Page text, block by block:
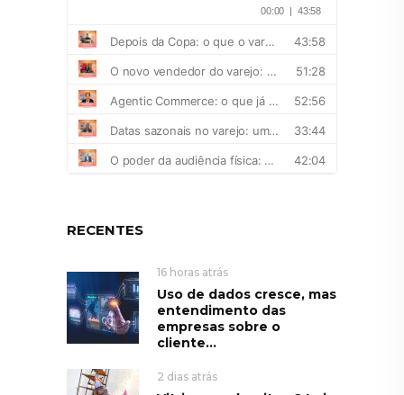
RECENTES
16 horas atrás
Uso de dados cresce, mas
entendimento das
empresas sobre o
cliente...
2 dias atrás